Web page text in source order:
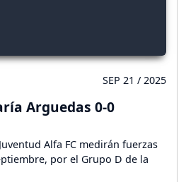
SEP 21 / 2025
Arguedas 0-0
Alfa FC medirán fuerzas
por el Grupo D de la